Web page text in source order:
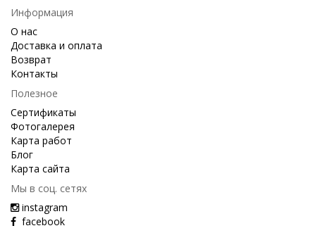
Информация
О нас
Доставка и оплата
Возврат
Контакты
Полезное
Сертификаты
Фотогалерея
Карта работ
Блог
Карта сайта
Мы в соц. сетях
instagram
facebook